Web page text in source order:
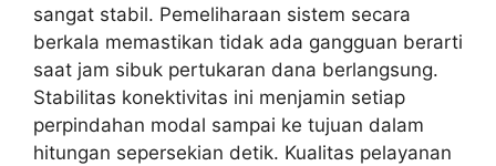
sangat stabil. Pemeliharaan sistem secara
berkala memastikan tidak ada gangguan berarti
saat jam sibuk pertukaran dana berlangsung.
Stabilitas konektivitas ini menjamin setiap
perpindahan modal sampai ke tujuan dalam
hitungan sepersekian detik. Kualitas pelayanan